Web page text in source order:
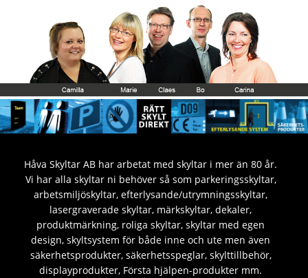
Håva Skyltar AB har arbetat med skyltar i mer än 80 år.
Vi har alla skyltar ni behöver så som parkeringsskyltar,
arbetsmiljöskyltar, efterlysande/utrymningsskyltar,
lasergraverade skyltar, märkskyltar, dekaler,
produktmärkning, roliga skyltar, skyltar med egen
design, skyltsystem för både inne och ute men även
säkerhetsprodukter, säkerhetsspeglar, skylttillbehör,
displayprodukter, Första hjälpen-produkter mm.